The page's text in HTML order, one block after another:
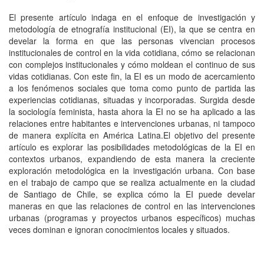
El presente artículo indaga en el enfoque de investigación y
metodología de etnografía institucional (EI), la que se centra en
develar la forma en que las personas vivencian procesos
institucionales de control en la vida cotidiana, cómo se relacionan
con complejos institucionales y cómo moldean el continuo de sus
vidas cotidianas. Con este fin, la EI es un modo de acercamiento
a los fenómenos sociales que toma como punto de partida las
experiencias cotidianas, situadas y incorporadas. Surgida desde
la sociología feminista, hasta ahora la EI no se ha aplicado a las
relaciones entre habitantes e intervenciones urbanas, ni tampoco
de manera explícita en América Latina.El objetivo del presente
artículo es explorar las posibilidades metodológicas de la EI en
contextos urbanos, expandiendo de esta manera la creciente
exploración metodológica en la investigación urbana. Con base
en el trabajo de campo que se realiza actualmente en la ciudad
de Santiago de Chile, se explica cómo la EI puede develar
maneras en que las relaciones de control en las intervenciones
urbanas (programas y proyectos urbanos específicos) muchas
veces dominan e ignoran conocimientos locales y situados.